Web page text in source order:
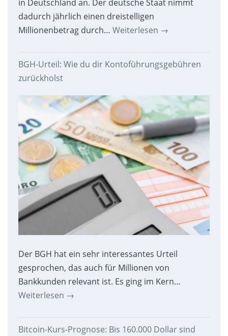
in Deutschland an. Der deutsche Staat nimmt
dadurch jährlich einen dreistelligen
Millionenbetrag durch… Weiterlesen →
BGH-Urteil: Wie du dir Kontoführungsgebühren
zurückholst
Der BGH hat ein sehr interessantes Urteil
gesprochen, das auch für Millionen von
Bankkunden relevant ist. Es ging im Kern…
Weiterlesen →
Bitcoin-Kurs-Prognose: Bis 160.000 Dollar sind